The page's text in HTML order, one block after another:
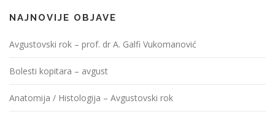
NAJNOVIJE OBJAVE
Avgustovski rok – prof. dr A. Galfi Vukomanović
Bolesti kopitara – avgust
Anatomija / Histologija – Avgustovski rok